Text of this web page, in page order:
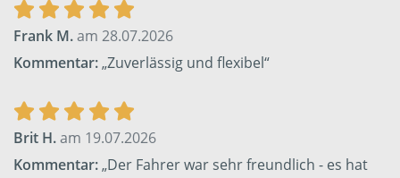
Frank M.am 28.07.2026
Kommentar:„Zuverlässig und flexibel“
Brit H.am 19.07.2026
Kommentar:„Der Fahrer war sehr freundlich - es hat